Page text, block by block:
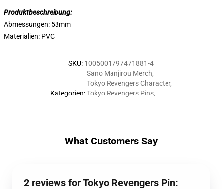
Produktbeschreibung:
Abmessungen: 58mm
Materialien: PVC
SKU: 1005001797471881-4
Kategorien:
Sano Manjirou Merch,
Tokyo Revengers Character,
Tokyo Revengers Pins,
What Customers Say
2 reviews for Tokyo Revengers Pin: